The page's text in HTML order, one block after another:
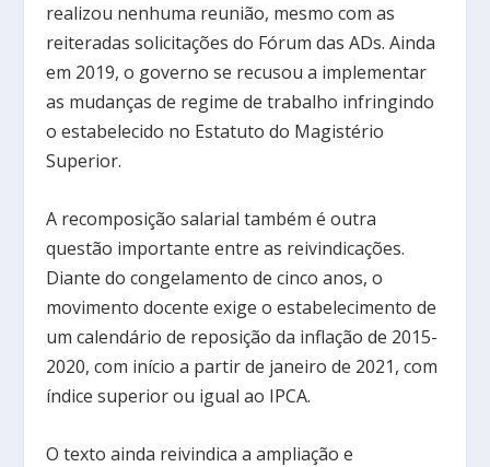
realizou nenhuma reunião, mesmo com as
reiteradas solicitações do Fórum das ADs. Ainda
em 2019, o governo se recusou a implementar
as mudanças de regime de trabalho infringindo
o estabelecido no Estatuto do Magistério
Superior.
A recomposição salarial também é outra
questão importante entre as reivindicações.
Diante do congelamento de cinco anos, o
movimento docente exige o estabelecimento de
um calendário de reposição da inflação de 2015-
2020, com início a partir de janeiro de 2021, com
índice superior ou igual ao IPCA.
O texto ainda reivindica a ampliação e